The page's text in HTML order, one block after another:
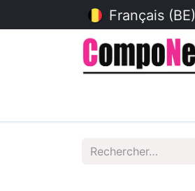
Français (BE)